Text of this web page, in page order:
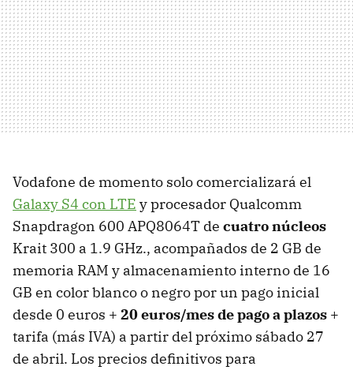
Vodafone de momento solo comercializará el
Galaxy S4 con LTE y procesador Qualcomm
Snapdragon 600 APQ8064T de cuatro núcleos
Krait 300 a 1.9 GHz., acompañados de 2 GB de
memoria RAM y almacenamiento interno de 16
GB en color blanco o negro por un pago inicial
desde 0 euros + 20 euros/mes de pago a plazos +
tarifa (más IVA) a partir del próximo sábado 27
de abril. Los precios definitivos para